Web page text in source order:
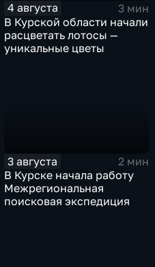
4 августа
3 мин
В Курской области начали
расцветать лотосы —
уникальные цветы
3 августа
2 мин
В Курске начала работу
Межрегиональная
поисковая экспедиция